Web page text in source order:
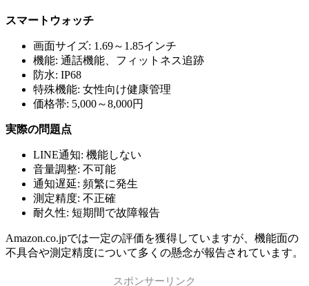
スマートウォッチ
画面サイズ: 1.69～1.85インチ
機能: 通話機能、フィットネス追跡
防水: IP68
特殊機能: 女性向け健康管理
価格帯: 5,000～8,000円
実際の問題点
LINE通知: 機能しない
音量調整: 不可能
通知遅延: 頻繁に発生
測定精度: 不正確
耐久性: 短期間で故障報告
Amazon.co.jpでは一定の評価を獲得していますが、機能面の
不具合や測定精度について多くの懸念が報告されています。
スポンサーリンク